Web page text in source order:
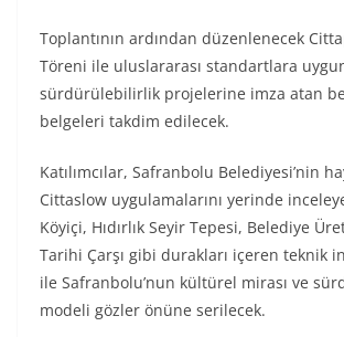
Toplantının ardından düzenlenecek
Töreni ile uluslararası standartlara
sürdürülebilirlik projelerine imza atan
belgeleri takdim edilecek.
Katılımcılar, Safranbolu Belediyesi’nin
Cittaslow uygulamalarını yerinde
Köyiçi, Hıdırlık Seyir Tepesi, Belediye
Tarihi Çarşı gibi durakları içeren teknik
ile Safranbolu’nun kültürel mirası ve
modeli gözler önüne serilecek.